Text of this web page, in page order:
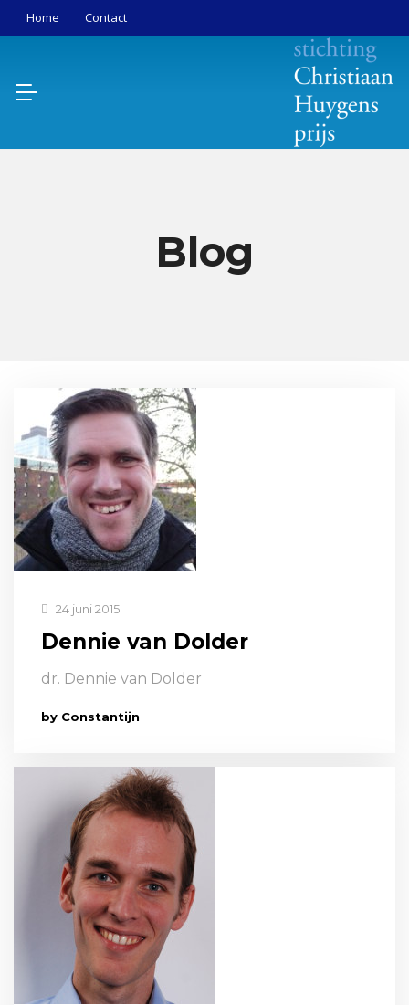
Home Contact
Blog
24 juni 2015
Dennie van Dolder
dr. Dennie van Dolder
by Constantijn